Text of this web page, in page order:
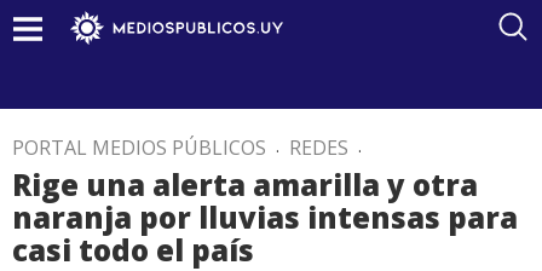
PORTAL MEDIOS PÚBLICOS . REDES .
Rige una alerta amarilla y otra
naranja por lluvias intensas para
casi todo el país